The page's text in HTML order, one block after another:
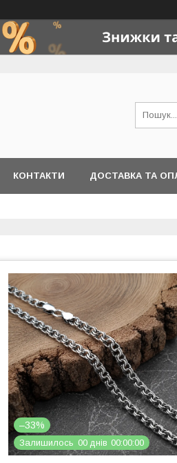
КОНТАКТИ ДОСТАВКА ТА
–33%
Залишилось 00 днів 00 00 00